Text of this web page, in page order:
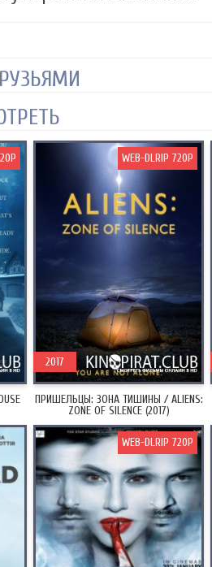
ПРИШЕЛЬЦЫ: ЗОНА ТИШИНЫ / ALIENS:
ZONE OF SILENCE (2017)
2017
WEB-DLRIP 720P
WEB-DLRIP 720P